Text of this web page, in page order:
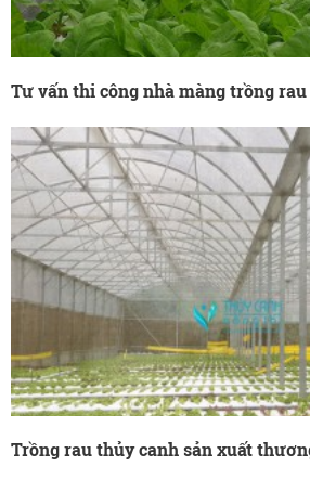
Tư vấn thi công nhà màng trồng
Trồng rau thủy canh sản xuất